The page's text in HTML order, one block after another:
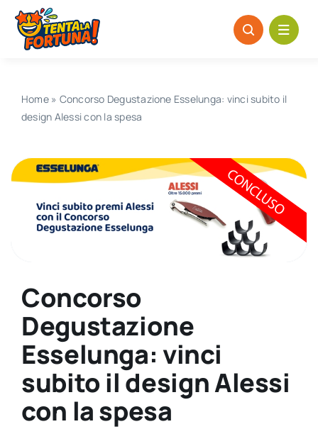
Salta
contenuto
Home» Concorso Degustazione Esselunga: vinci subito il
design Alessi con la spesa
Concorso
Degustazione
Esselunga: vinci
subito il design Alessi
con la spesa